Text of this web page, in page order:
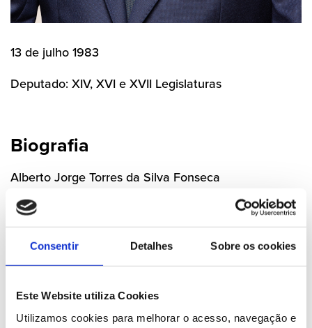
Consentir Detalhes Sobre os cookies
Este Website utiliza Cookies
Utilizamos cookies para melhorar o acesso, navegação e
13 de julho 1983
Deputado: XIV, XVI e XVII Legislaturas
Biografia
Alberto Jorge Torres da Silva Fonseca
Profissão
Economista
Habilitações literárias
Licenciatura em Economia